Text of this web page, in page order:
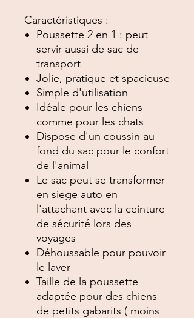
Caractéristiques :
Poussette 2 en 1 : peut
servir aussi de sac de
transport
Jolie, pratique et spacieuse
Simple d'utilisation
Idéale pour les chiens
comme pour les chats
Dispose d'un coussin au
fond du sac pour le confort
de l'animal
Le sac peut se transformer
en siege auto en
l'attachant avec la ceinture
de sécurité lors des
voyages
Déhoussable pour pouvoir
le laver
Taille de la poussette
adaptée pour des chiens
de petits gabarits ( moins